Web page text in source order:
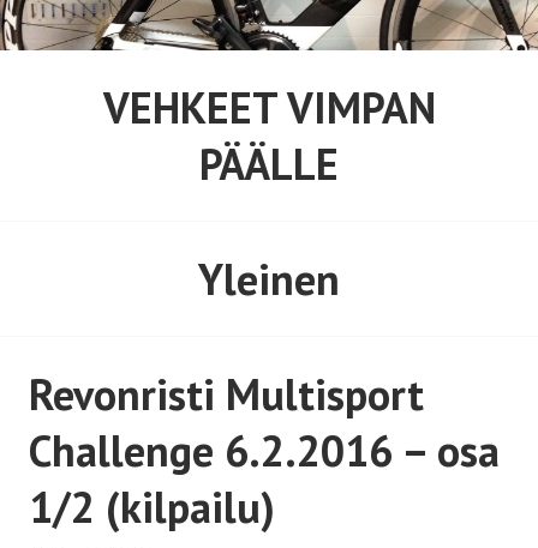
Siirry
sisältöön
VEHKEET VIMPAN
PÄÄLLE
Yleinen
Revonristi Multisport
Challenge 6.2.2016 – osa
1/2 (kilpailu)